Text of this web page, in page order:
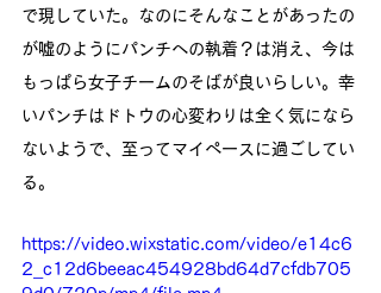
で現していた。なのにそんなことがあったの
が嘘のようにパンチへの執着？は消え、今は
もっぱら女子チームのそばが良いらしい。幸
いパンチはドトウの心変わりは全く気になら
ないようで、至ってマイペースに過ごしてい
る。
https://video.wixstatic.com/video/e14c6
2_c12d6beeac454928bd64d7cfdb705